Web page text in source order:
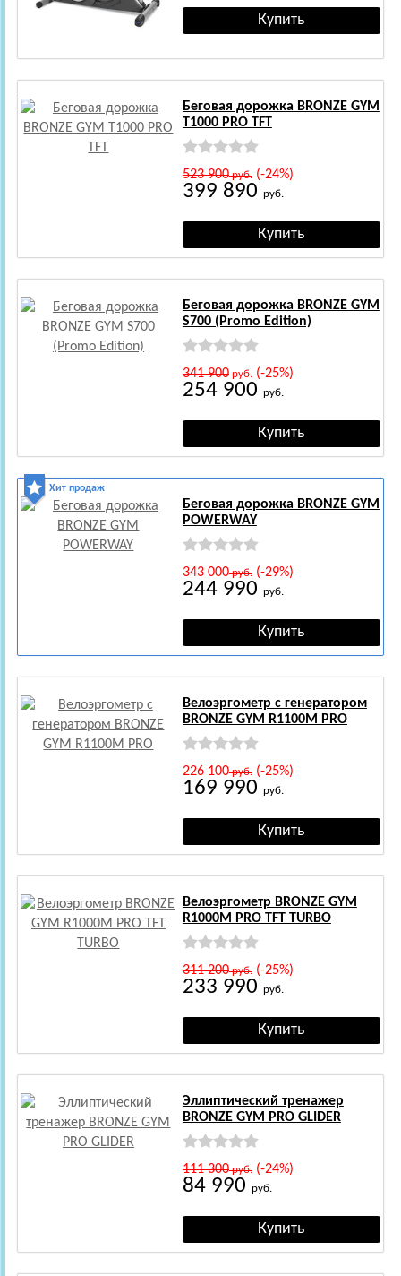
Беговая дорожка BRONZE GYM
T1000 PRO TFT
523 900руб.(-24%)
399 890 руб.
Беговая дорожка BRONZE GYM
S700 (Promo Edition)
341 900руб.(-25%)
254 900 руб.
Хит продаж
Беговая дорожка BRONZE GYM
POWERWAY
343 000руб.(-29%)
244 990 руб.
Велоэргометр с генератором
BRONZE GYM R1100M PRO
226 100руб.(-25%)
169 990 руб.
Велоэргометр BRONZE GYM
R1000M PRO TFT TURBO
311 200руб.(-25%)
233 990 руб.
Эллиптический тренажер
BRONZE GYM PRO GLIDER
111 300руб.(-24%)
84 990 руб.